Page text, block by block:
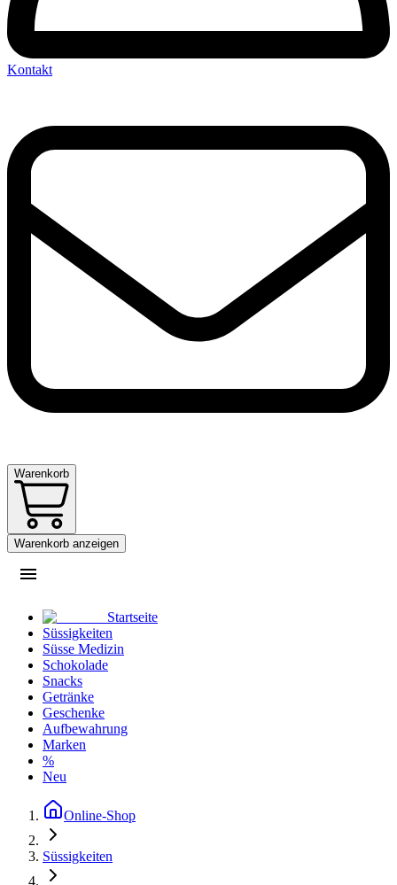
Kontakt
Warenkorb
Warenkorb anzeigen
Startseite
Süssigkeiten
Süsse Medizin
Schokolade
Snacks
Getränke
Geschenke
Aufbewahrung
Marken
%
Neu
Online-Shop
Süssigkeiten